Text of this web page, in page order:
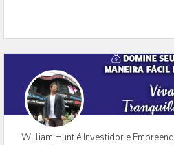
William Hunt é Investidor e